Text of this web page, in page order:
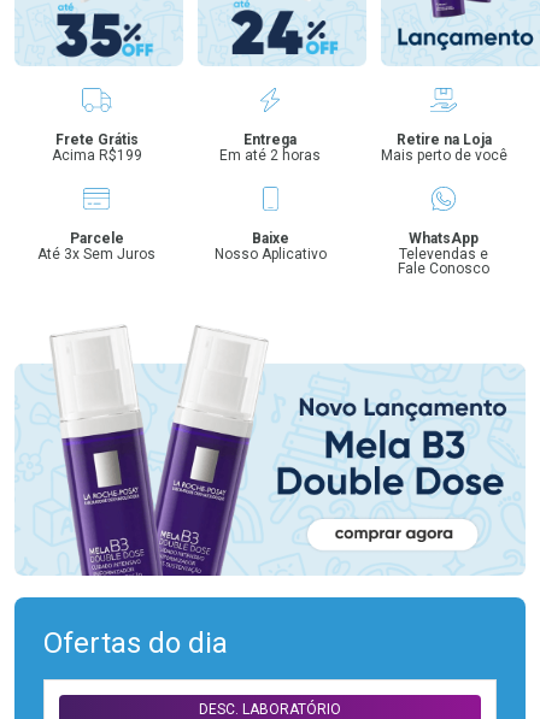
Benefícios
Frete Grátis
Acima R$199
Entrega
Em até 2 horas
Retire na Loja
Mais perto de você
Parcele
Até 3x Sem Juros
Baixe
Nosso Aplicativo
WhatsApp
Televendas e
Fale Conosco
Ofertas do dia
DESC. LABORATÓRIO